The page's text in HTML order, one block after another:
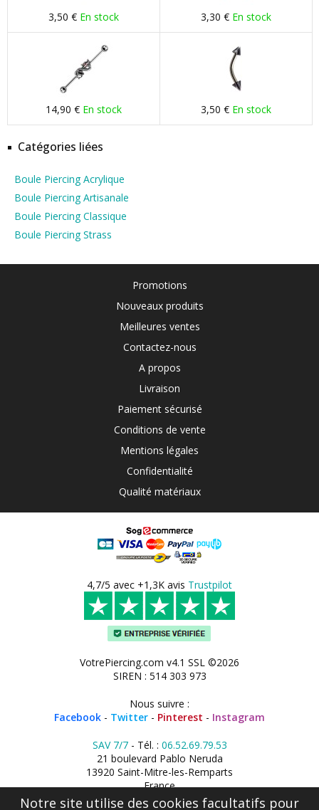
3,50 € En stock 3,30 € En stock
14,90 € En stock 3,50 € En stock
Catégories liées
Boule Piercing Acrylique
Boule Piercing Artisanale
Boule Piercing Classique
Boule Piercing Strass
Promotions
Nouveaux produits
Meilleures ventes
Contactez-nous
A propos
Livraison
Paiement sécurisé
Conditions de vente
Mentions légales
Confidentialité
Qualité matériaux
4,7/5 avec +1,3K avis Trustpilot
VotrePiercing.com v4.1 SSL ©2026
SIREN : 514 303 973
Nous suivre :
Facebook - Twitter - Pinterest - Instagram
SAV 7/7- Tél. : 06.52.69.79.53
21 boulevard Pablo Neruda
13920 Saint-Mitre-les-Remparts
France
Notre site utilise des cookies facultatifs pour